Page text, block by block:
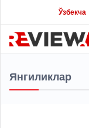
Ўзбекча
Янгиликлар